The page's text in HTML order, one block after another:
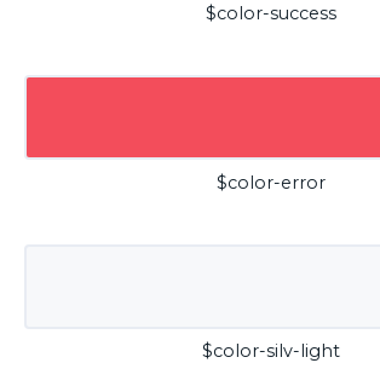
$color-success
$color-error
$color-silv-light